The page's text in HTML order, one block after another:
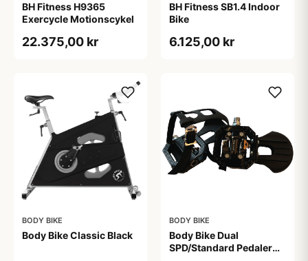
BH Fitness H9365
Exercycle Motionscykel
22.375,00 kr
BH Fitness SB1.4 Indoor
Bike
6.125,00 kr
BODY BIKE
Body Bike Classic Black
BODY BIKE
Body Bike Dual
SPD/Standard Pedaler